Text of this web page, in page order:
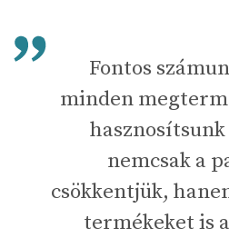
Fontos
minden
hasznosítsunk
nemcsak a
csökkentjük,
termékeket is